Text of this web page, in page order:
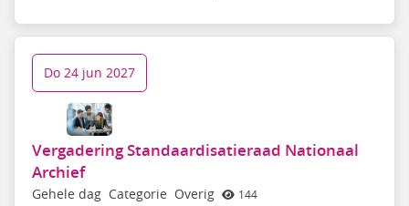
Vergadering Standaardisatieraad Nationaal
Archief
Gehele dag Categorie Overig 144
Do 24 jun 2027